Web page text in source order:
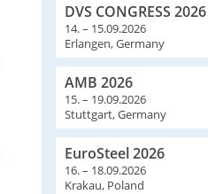
DVS CONGRESS 2026
14. – 15.09.2026
Erlangen, Germany
AMB 2026
15. – 19.09.2026
Stuttgart, Germany
EuroSteel 2026
16. – 18.09.2026
Krakau, Poland